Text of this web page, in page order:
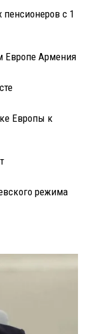
с 1
Европе Армения
Европы к
режима